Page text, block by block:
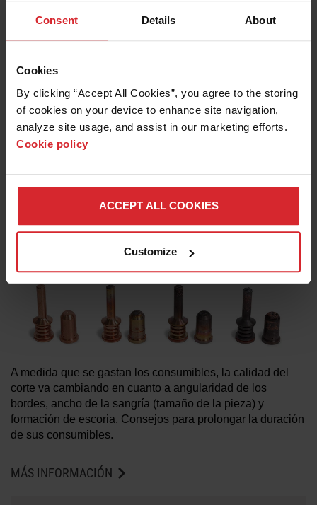
Consent Details About
Cookies
By clicking “Accept All Cookies”, you agree to the storing
of cookies on your device to enhance site navigation,
analyze site usage, and assist in our marketing efforts.
Cookie policy
ACCEPT ALL COOKIES
Customize
Algunos problemas de calidad de corte se deben a
inconvenientes mecánicos y eléctricos de una máquina de
corte vieja o con mantenimiento deficiente, otros están
relacionados con el proceso en sí. Obtenga consejos para
MÁS INFORMACIÓN
Duración de los consumibles
A medida que se gastan los consumibles, la calidad del
corte va cambiando en cuanto a angularidad de los
bordes, ancho de la sangría (tamaño de la pieza) y
formación de escoria. Consejos para prolongar la duración
de sus consumibles.
MÁS INFORMACIÓN